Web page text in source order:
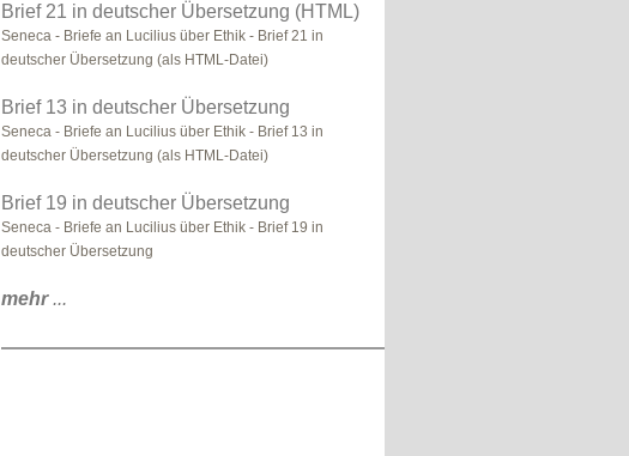
Brief 21 in deutscher Übersetzung (HTML)
Seneca - Briefe an Lucilius über Ethik - Brief 21 in
deutscher Übersetzung (als HTML-Datei)
Brief 13 in deutscher Übersetzung
Seneca - Briefe an Lucilius über Ethik - Brief 13 in
deutscher Übersetzung (als HTML-Datei)
Brief 19 in deutscher Übersetzung
Seneca - Briefe an Lucilius über Ethik - Brief 19 in
deutscher Übersetzung
mehr...